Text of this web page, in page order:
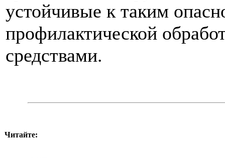
устойчивые к таким
профилактической
средствами.
Читайте: